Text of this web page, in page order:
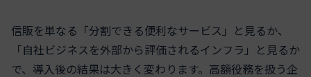
信販を単なる「分割できる便利なサービス」と見るか、
「自社ビジネスを外部から評価されるインフラ」と見るか
で、導入後の結果は大きく変わります。高額役務を扱う企